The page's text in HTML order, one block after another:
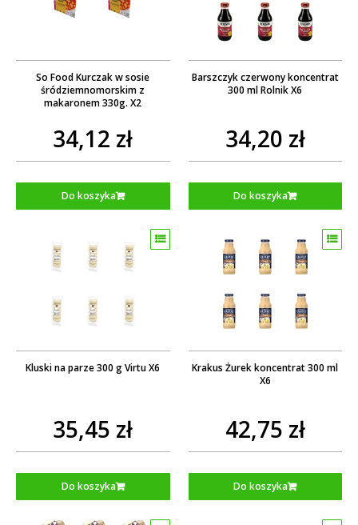
So Food Kurczak w sosie
śródziemnomorskim z
makaronem 330g. X2
34,12 zł
Do koszyka
Barszczyk czerwony koncentrat
300 ml Rolnik X6
34,20 zł
Do koszyka
Kluski na parze 300 g Virtu X6
35,45 zł
Do koszyka
Krakus Żurek koncentrat 300 ml
X6
42,75 zł
Do koszyka